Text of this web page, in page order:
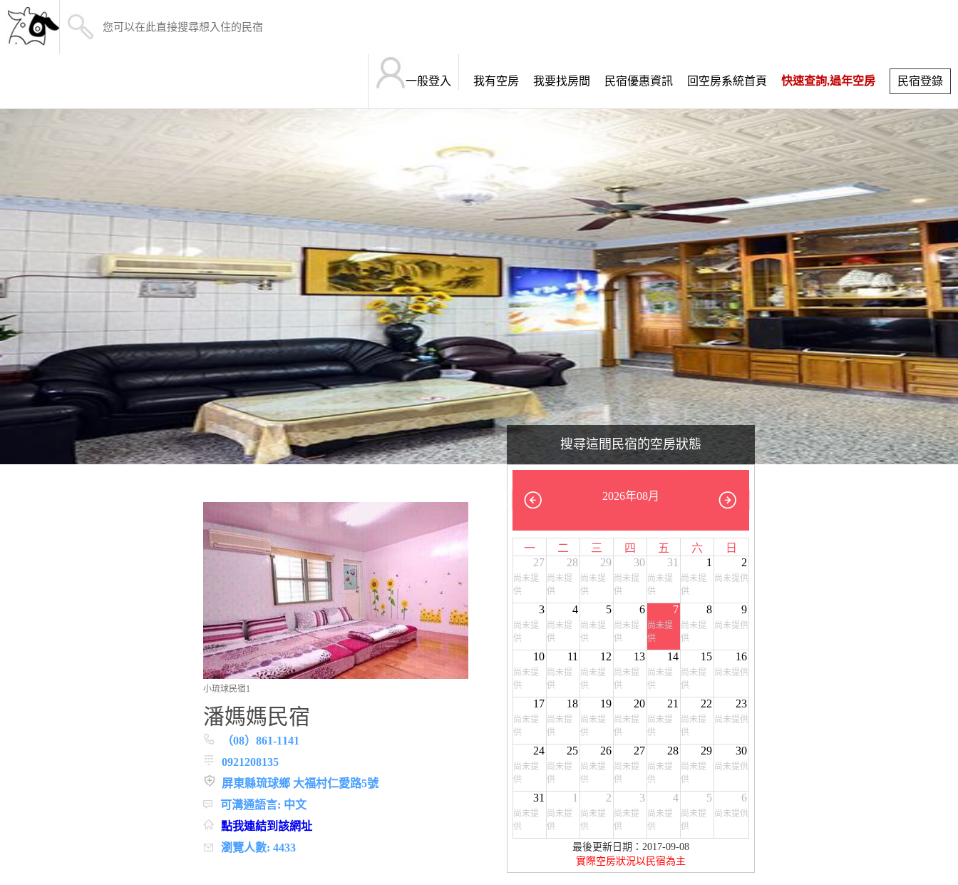
一般登入 我有空房 我要找房間 民宿優惠資訊 回空房系統首頁 快速查詢,過年空房 民宿登錄
搜尋這間民宿的空房狀態
2026年08月
一 二 三 四 五 六
日
27
尚未提
供
28
尚未提
供
29
尚未提
供
30
尚未提
供
31
尚未提
供
1
尚未提
供
2
尚未提供
3
尚未提
供
4
尚未提
供
5
尚未提
供
6
尚未提
供
7
尚未提
供
8
尚未提
供
9
尚未提供
10
尚未提
供
11
尚未提
供
12
尚未提
供
13
尚未提
供
14
尚未提
供
15
尚未提
供
16
尚未提供
17
尚未提
供
18
尚未提
供
19
尚未提
供
20
尚未提
供
21
尚未提
供
22
尚未提
供
23
尚未提供
24
尚未提
供
25
尚未提
供
26
尚未提
供
27
尚未提
供
28
尚未提
供
29
尚未提
供
30
尚未提供
31
尚未提
供
1
尚未提
供
2
尚未提
供
3
尚未提
供
4
尚未提
供
5
尚未提
供
6
尚未提供
最後更新日期：2017-09-08
實際空房狀況以民宿為主
小琉球民宿1
潘媽媽民宿
（08）861-1141
0921208135
屏東縣琉球鄉 大福村仁愛路5號
可溝通語言: 中文
點我連結到該網址
瀏覽人數: 4433